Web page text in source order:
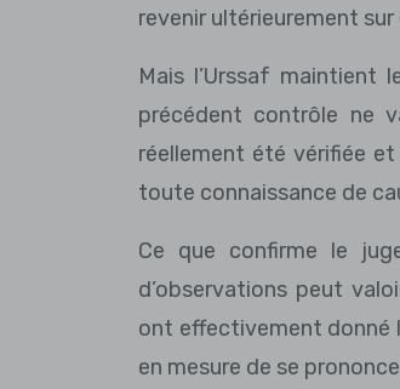
revenir ultérieurement
Mais l’Urssaf maintient
précédent contrôle ne
réellement été vérifiée et
toute connaissance de
Ce que confirme le
d’observations peut
ont effectivement donné
en mesure de se